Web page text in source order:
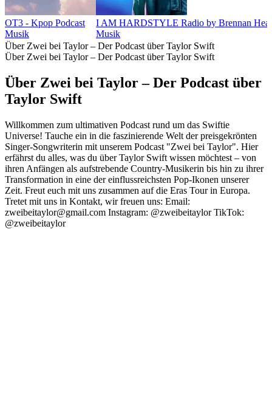
OT3 - Kpop Podcast
Musik
I AM HARDSTYLE Radio by Brennan
Musik
Über Zwei bei Taylor – Der Podcast über Taylor Swift
Über Zwei bei Taylor – Der Podcast über Taylor Swift
Über Zwei bei Taylor – Der Podcast über
Taylor Swift
Willkommen zum ultimativen Podcast rund um das Swiftie
Universe! Tauche ein in die faszinierende Welt der preisgekrönten
Singer-Songwriterin mit unserem Podcast "Zwei bei Taylor". Hier
erfährst du alles, was du über Taylor Swift wissen möchtest – von
ihren Anfängen als aufstrebende Country-Musikerin bis hin zu ihrer
Transformation in eine der einflussreichsten Pop-Ikonen unserer
Zeit. Freut euch mit uns zusammen auf die Eras Tour in Europa.
Tretet mit uns in Kontakt, wir freuen uns: Email:
zweibeitaylor@gmail.com Instagram: @zweibeitaylor TikTok:
@zweibeitaylor